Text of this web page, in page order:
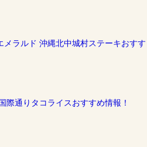
メラルド 沖縄北中城村ステーキおすす
際通りタコライスおすすめ情報！